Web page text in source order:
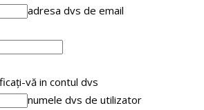
adresa dvs de email
vă in contul dvs
numele dvs de utilizator